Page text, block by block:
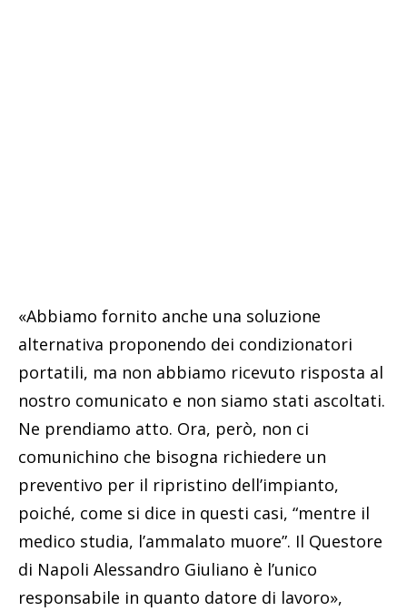
«Abbiamo fornito anche una soluzione
alternativa proponendo dei condizionatori
portatili, ma non abbiamo ricevuto risposta al
nostro comunicato e non siamo stati ascoltati.
Ne prendiamo atto. Ora, però, non ci
comunichino che bisogna richiedere un
preventivo per il ripristino dell’impianto,
poiché, come si dice in questi casi, “mentre il
medico studia, l’ammalato muore”. Il Questore
di Napoli Alessandro Giuliano è l’unico
responsabile in quanto datore di lavoro»,